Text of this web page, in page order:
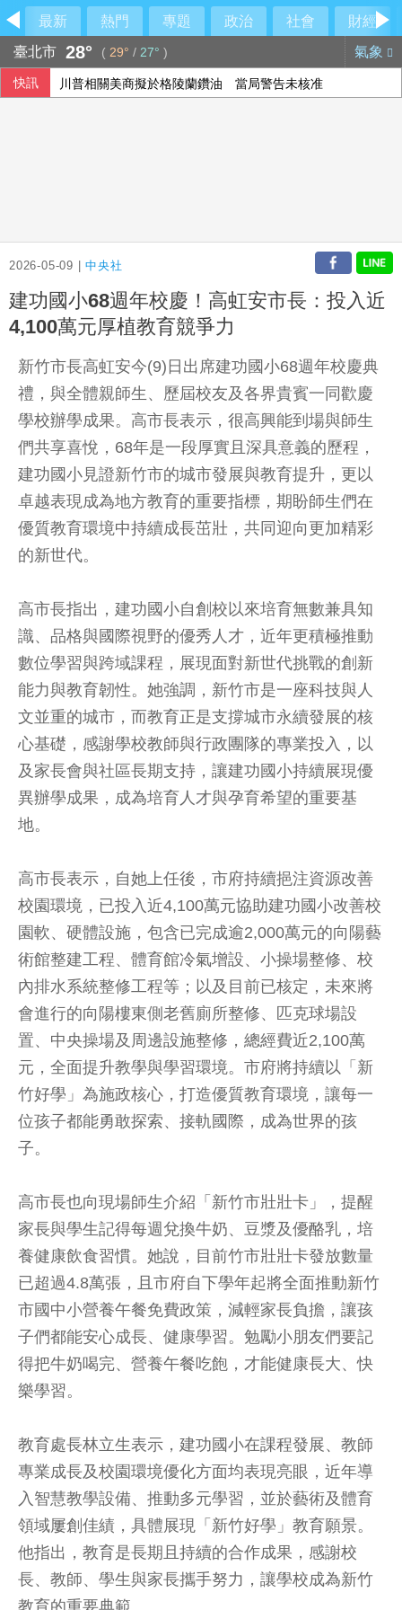
最新 熱門 專題 政治 社會
財經
臺北市 28° ( 29° / 27° ) 氣象
快訊 川普相關美商擬於格陵蘭鑽油 當局警告未核准
2026-05-09 |中央社
建功國小68週年校慶！高虹安市長：投入近
4,100萬元厚植教育競爭力
新竹市長高虹安今(9)日出席建功國小68週年校慶典
禮，與全體親師生、歷屆校友及各界貴賓一同歡慶
學校辦學成果。高市長表示，很高興能到場與師生
們共享喜悅，68年是一段厚實且深具意義的歷程，
建功國小見證新竹市的城市發展與教育提升，更以
卓越表現成為地方教育的重要指標，期盼師生們在
優質教育環境中持續成長茁壯，共同迎向更加精彩
的新世代。
高市長指出，建功國小自創校以來培育無數兼具知
識、品格與國際視野的優秀人才，近年更積極推動
數位學習與跨域課程，展現面對新世代挑戰的創新
能力與教育韌性。她強調，新竹市是一座科技與人
文並重的城市，而教育正是支撐城市永續發展的核
心基礎，感謝學校教師與行政團隊的專業投入，以
及家長會與社區長期支持，讓建功國小持續展現優
異辦學成果，成為培育人才與孕育希望的重要基
地。
高市長表示，自她上任後，市府持續挹注資源改善
校園環境，已投入近4,100萬元協助建功國小改善校
園軟、硬體設施，包含已完成逾2,000萬元的向陽藝
術館整建工程、體育館冷氣增設、小操場整修、校
內排水系統整修工程等；以及目前已核定，未來將
會進行的向陽樓東側老舊廁所整修、匹克球場設
置、中央操場及周邊設施整修，總經費近2,100萬
元，全面提升教學與學習環境。市府將持續以「新
竹好學」為施政核心，打造優質教育環境，讓每一
位孩子都能勇敢探索、接軌國際，成為世界的孩
子。
高市長也向現場師生介紹「新竹市壯壯卡」，提醒
家長與學生記得每週兌換牛奶、豆漿及優酪乳，培
養健康飲食習慣。她說，目前竹市壯壯卡發放數量
已超過4.8萬張，且市府自下學年起將全面推動新竹
市國中小營養午餐免費政策，減輕家長負擔，讓孩
子們都能安心成長、健康學習。勉勵小朋友們要記
得把牛奶喝完、營養午餐吃飽，才能健康長大、快
樂學習。
教育處長林立生表示，建功國小在課程發展、教師
專業成長及校園環境優化方面均表現亮眼，近年導
入智慧教學設備、推動多元學習，並於藝術及體育
領域屢創佳績，具體展現「新竹好學」教育願景。
他指出，教育是長期且持續的合作成果，感謝校
長、教師、學生與家長攜手努力，讓學校成為新竹
教育的重要典範。